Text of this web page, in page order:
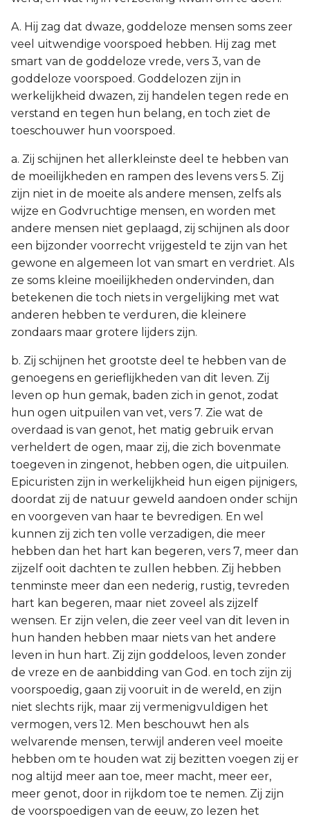
A. Hij zag dat dwaze, goddeloze mensen soms zeer
veel uitwendige voorspoed hebben. Hij zag met
smart van de goddeloze vrede, vers 3, van de
goddeloze voorspoed. Goddelozen zijn in
werkelijkheid dwazen, zij handelen tegen rede en
verstand en tegen hun belang, en toch ziet de
toeschouwer hun voorspoed.
a. Zij schijnen het allerkleinste deel te hebben van
de moeilijkheden en rampen des levens vers 5. Zij
zijn niet in de moeite als andere mensen, zelfs als
wijze en Godvruchtige mensen, en worden met
andere mensen niet geplaagd, zij schijnen als door
een bijzonder voorrecht vrijgesteld te zijn van het
gewone en algemeen lot van smart en verdriet. Als
ze soms kleine moeilijkheden ondervinden, dan
betekenen die toch niets in vergelijking met wat
anderen hebben te verduren, die kleinere
zondaars maar grotere lijders zijn.
b. Zij schijnen het grootste deel te hebben van de
genoegens en gerieflijkheden van dit leven. Zij
leven op hun gemak, baden zich in genot, zodat
hun ogen uitpuilen van vet, vers 7. Zie wat de
overdaad is van genot, het matig gebruik ervan
verheldert de ogen, maar zij, die zich bovenmate
toegeven in zingenot, hebben ogen, die uitpuilen.
Epicuristen zijn in werkelijkheid hun eigen pijnigers,
doordat zij de natuur geweld aandoen onder schijn
en voorgeven van haar te bevredigen. En wel
kunnen zij zich ten volle verzadigen, die meer
hebben dan het hart kan begeren, vers 7, meer dan
zijzelf ooit dachten te zullen hebben. Zij hebben
tenminste meer dan een nederig, rustig, tevreden
hart kan begeren, maar niet zoveel als zijzelf
wensen. Er zijn velen, die zeer veel van dit leven in
hun handen hebben maar niets van het andere
leven in hun hart. Zij zijn goddeloos, leven zonder
de vreze en de aanbidding van God. en toch zijn zij
voorspoedig, gaan zij vooruit in de wereld, en zijn
niet slechts rijk, maar zij vermenigvuldigen het
vermogen, vers 12. Men beschouwt hen als
welvarende mensen, terwijl anderen veel moeite
hebben om te houden wat zij bezitten voegen zij er
nog altijd meer aan toe, meer macht, meer eer,
meer genot, door in rijkdom toe te nemen. Zij zijn
de voorspoedigen van de eeuw, zo lezen het